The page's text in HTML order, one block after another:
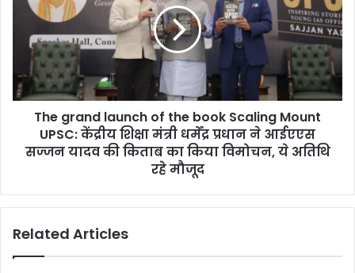
P
a
n
पा
स्ता
d
l
o
t
The grand launch of the book Scaling Mount
UPSC: केंद्रीय शिक्षा मंत्री धर्मेंद्र प्रधान ने आईएएस
सज्जन यादव की किताब का किया विमोचन, ये अतिथि
रहे मौजूद
Related Articles